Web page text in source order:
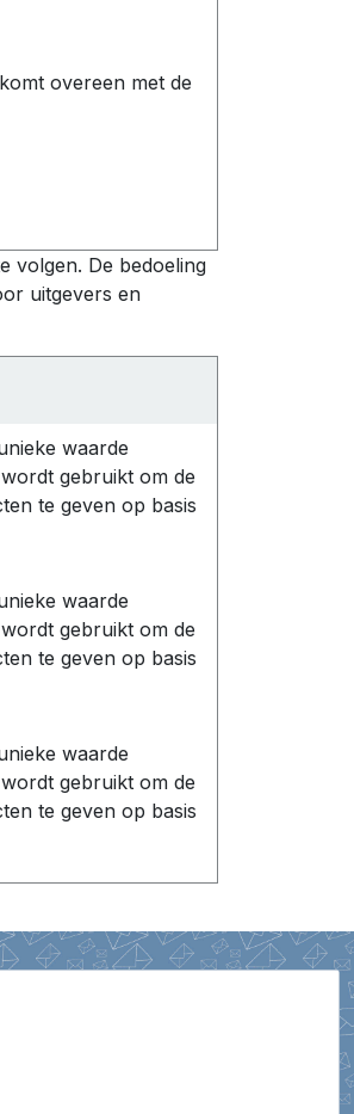
overeen met de
volgen. De bedoeling
uitgevers en
waarde
gebruikt om de
te geven op basis
waarde
gebruikt om de
te geven op basis
waarde
gebruikt om de
te geven op basis